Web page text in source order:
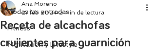
Todas las entradas
Fitness
Motivación y Lifestyle
Receta de alcachofas
crujientes para guarnición
Ana Moreno
27 feb 2024 2 min de lectura